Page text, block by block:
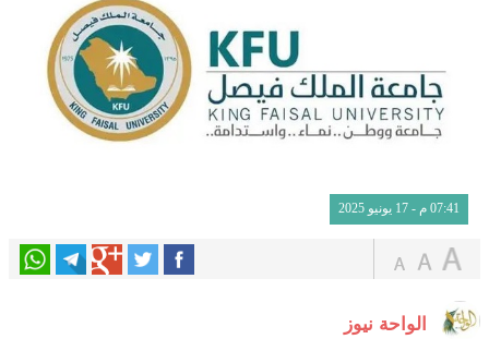
07:41 م - 17 يونيو 2025
الواحة نيوز